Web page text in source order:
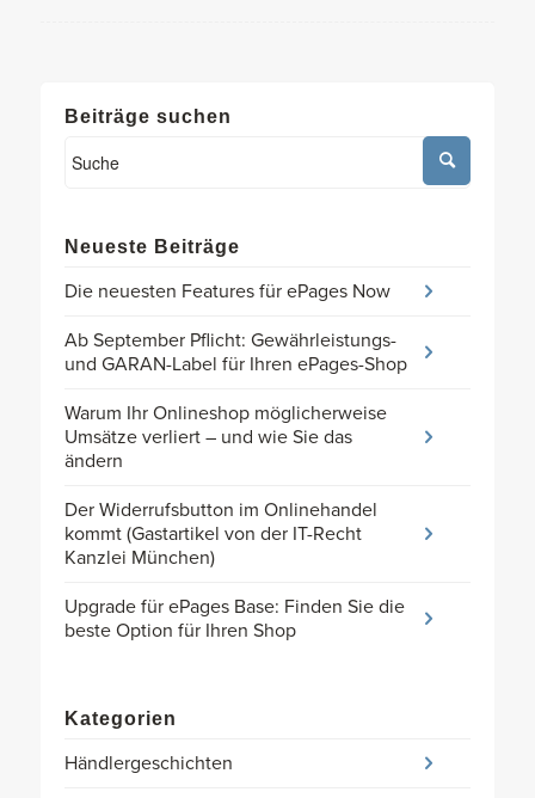
Beiträge suchen
Neueste Beiträge
Die neuesten Features für ePages Now
Ab September Pflicht: Gewährleistungs-
und GARAN-Label für Ihren ePages-Shop
Warum Ihr Onlineshop möglicherweise
Umsätze verliert – und wie Sie das
ändern
Der Widerrufsbutton im Onlinehandel
kommt (Gastartikel von der IT-Recht
Kanzlei München)
Upgrade für ePages Base: Finden Sie die
beste Option für Ihren Shop
Kategorien
Händlergeschichten